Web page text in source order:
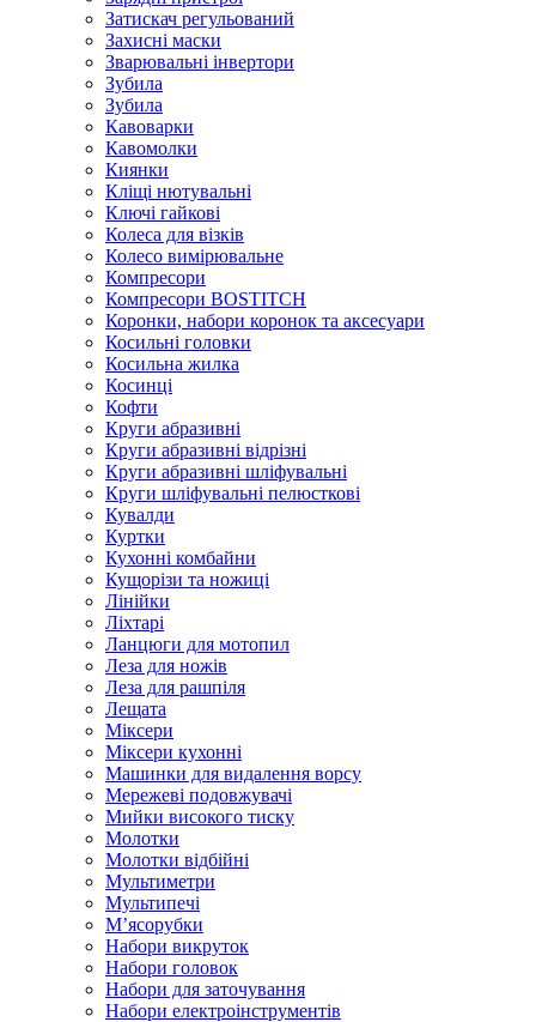
Затискач регульований
Захисні маски
Зварювальні інвертори
Зубила
Зубила
Кавоварки
Кавомолки
Киянки
Кліщі нютувальні
Ключі гайкові
Колеса для візків
Колесо вимірювальне
Компресори
Компресори BOSTITCH
Коронки, набори коронок та аксесуари
Косильні головки
Косильна жилка
Косинці
Кофти
Круги абразивні
Круги абразивні відрізні
Круги абразивні шліфувальні
Круги шліфувальні пелюсткові
Кувалди
Куртки
Кухонні комбайни
Кущорізи та ножиці
Лінійки
Ліхтарі
Ланцюги для мотопил
Леза для ножів
Леза для рашпіля
Лещата
Міксери
Міксери кухонні
Машинки для видалення ворсу
Мережеві подовжувачі
Мийки високого тиску
Молотки
Молотки відбійні
Мультиметри
Мультипечі
М’ясорубки
Набори викруток
Набори головок
Набори для заточування
Набори електроінструментів